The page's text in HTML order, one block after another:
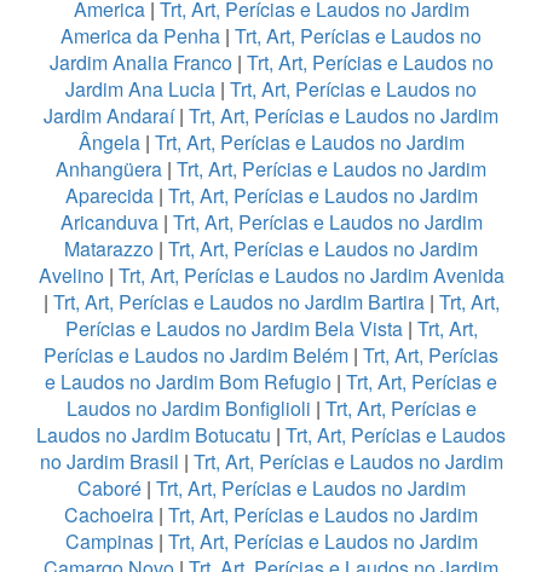
America| Trt, Art, Perícias e Laudos no Jardim
America da Penha | Trt, Art, Perícias e Laudos no
Jardim Analia Franco| Trt, Art, Perícias e Laudos no
Jardim Ana Lucia | Trt, Art, Perícias e Laudos no
Jardim Andaraí| Trt, Art, Perícias e Laudos no Jardim
Ângela| Trt, Art, Perícias e Laudos no Jardim
Anhangüera | Trt, Art, Perícias e Laudos no Jardim
Aparecida| Trt, Art, Perícias e Laudos no Jardim
Aricanduva| Trt, Art, Perícias e Laudos no Jardim
Matarazzo | Trt, Art, Perícias e Laudos no Jardim
Avelino| Trt, Art, Perícias e Laudos no Jardim Avenida
| Trt, Art, Perícias e Laudos no Jardim Bartira| Trt, Art,
Perícias e Laudos no Jardim Bela Vista| Trt, Art,
Perícias e Laudos no Jardim Belém | Trt, Art, Perícias
e Laudos no Jardim Bom Refugio | Trt, Art, Perícias e
Laudos no Jardim Bonfiglioli | Trt, Art, Perícias e
Laudos no Jardim Botucatu | Trt, Art, Perícias e Laudos
no Jardim Brasil | Trt, Art, Perícias e Laudos no Jardim
Caboré| Trt, Art, Perícias e Laudos no Jardim
Cachoeira | Trt, Art, Perícias e Laudos no Jardim
Campinas| Trt, Art, Perícias e Laudos no Jardim